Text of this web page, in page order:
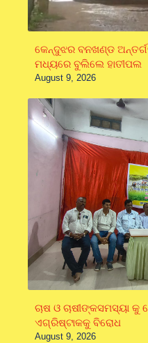
କେନ୍ଦୁଝର ବନଖଣ୍ଡ
ମଧ୍ୟରେ ବୁଲିଲେ ହାତୀପଲ
August 9, 2026
ଚାଷ ଓ ଚାଷୀଙ୍କସମସ୍ୟା କୁ
ଏଗ୍ରିଷ୍ଟାକକୁ ବିରୋଧ
August 9, 2026